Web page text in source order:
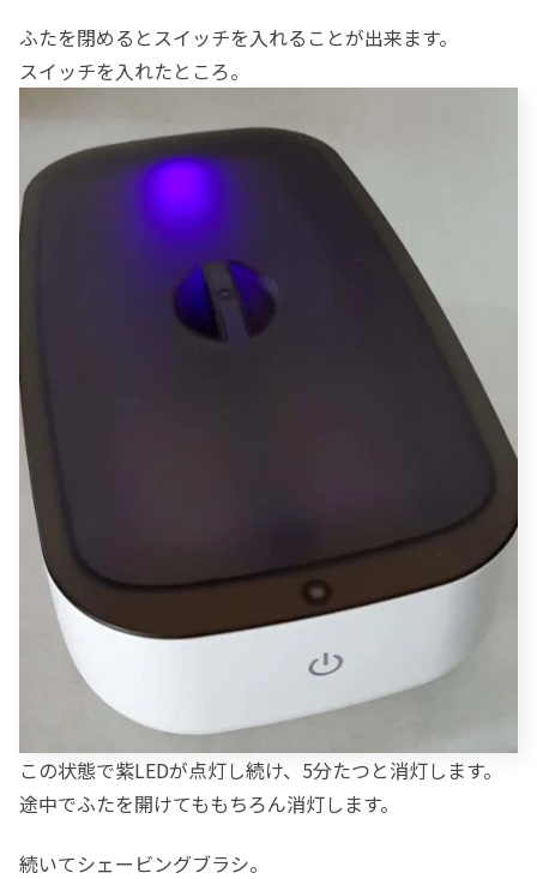
ふたを閉めるとスイッチを入れることが出来ます。
スイッチを入れたところ。
この状態で紫LEDが点灯し続け、5分たつと消灯します。
途中でふたを開けてももちろん消灯します。
続いてシェービングブラシ。